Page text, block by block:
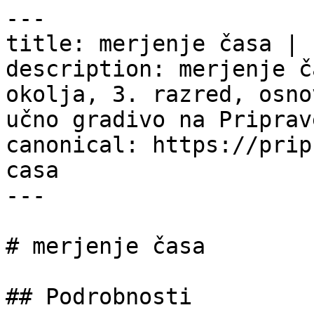
---
title: merjenje časa |
description: merjenje
okolja, 3. razred,
učno gradivo na
canonical: https://
casa
---
# merjenje časa
## Podrobnosti